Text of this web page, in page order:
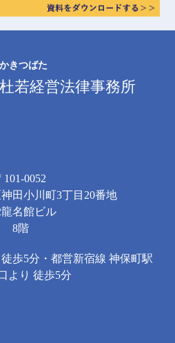
かきつばた
杜若経営法律事務所
101-0052
田小川町3丁目20番地
名館ビル
8階
歩5分・都営新宿線 神保町駅
より 徒歩5分